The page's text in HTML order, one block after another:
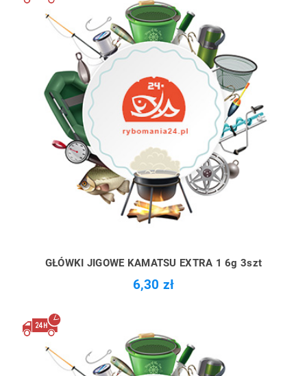
GŁÓWKI JIGOWE KAMATSU EXTRA 1 6g 3szt
6,30 zł